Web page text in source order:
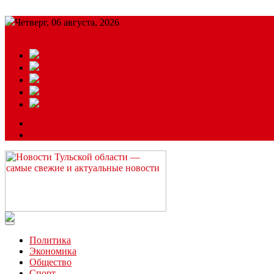
Четверг, 06 августа, 2026
Читайте последние новости дня в Тульской области на сайте
Политика
Экономика
Общество